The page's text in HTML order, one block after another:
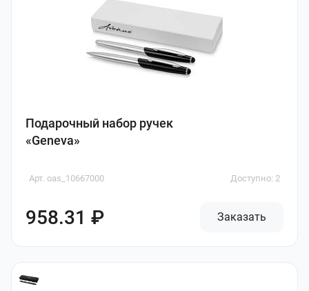
Подарочный набор ручек
«Geneva»
Арт. oas_10667000 Доступно: 2
958.31 ₽ Заказать